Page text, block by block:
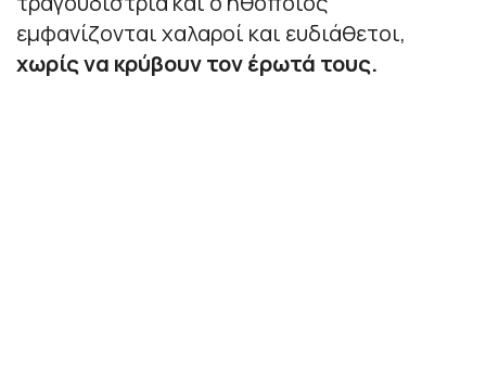
εμφανίζονται χαλαροί και ευδιάθετοι,
χωρίς να κρύβουν τον έρωτά τους.